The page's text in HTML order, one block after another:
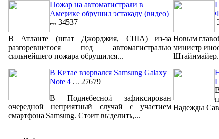
Пожар на автомагистрали в
Америке обрушил эстакаду (видео)
34537
В Атланте (штат Джорджия, США) из-за
разгоревшегося под автомагистралью
сильнейшего пожара обрушился...
В Китае взорвался Samsung Galaxy
Note 4
27679
В Поднебесной зафиксирован
очередной неприятный случай с участием
смартфона Samsung. Стоит выделить,...
Новым
министр
Надежды